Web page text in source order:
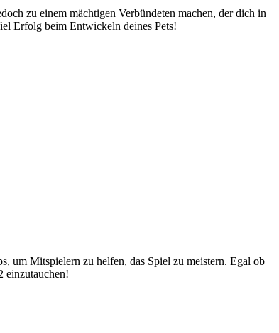
zu einem mächtigen Verbündeten machen, der dich in
Erfolg beim Entwickeln deines Pets!
um Mitspielern zu helfen, das Spiel zu meistern. Egal ob
einzutauchen!